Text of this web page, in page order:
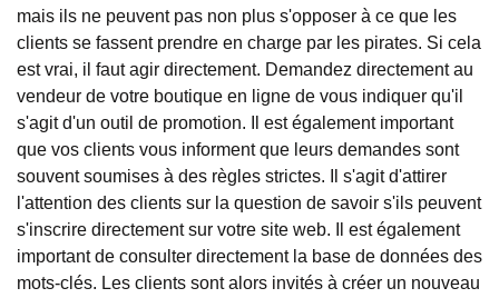
mais ils ne peuvent pas non plus s'opposer à ce que les
clients se fassent prendre en charge par les pirates. Si cela
est vrai, il faut agir directement. Demandez directement au
vendeur de votre boutique en ligne de vous indiquer qu'il
s'agit d'un outil de promotion. Il est également important
que vos clients vous informent que leurs demandes sont
souvent soumises à des règles strictes. Il s'agit d'attirer
l'attention des clients sur la question de savoir s'ils peuvent
s'inscrire directement sur votre site web. Il est également
important de consulter directement la base de données des
mots-clés. Les clients sont alors invités à créer un nouveau